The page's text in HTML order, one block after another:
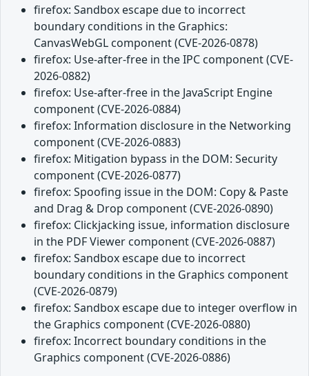
firefox: Sandbox escape due to incorrect
boundary conditions in the Graphics:
CanvasWebGL component (CVE-2026-0878)
firefox: Use-after-free in the IPC component (CVE-
2026-0882)
firefox: Use-after-free in the JavaScript Engine
component (CVE-2026-0884)
firefox: Information disclosure in the Networking
component (CVE-2026-0883)
firefox: Mitigation bypass in the DOM: Security
component (CVE-2026-0877)
firefox: Spoofing issue in the DOM: Copy & Paste
and Drag & Drop component (CVE-2026-0890)
firefox: Clickjacking issue, information disclosure
in the PDF Viewer component (CVE-2026-0887)
firefox: Sandbox escape due to incorrect
boundary conditions in the Graphics component
(CVE-2026-0879)
firefox: Sandbox escape due to integer overflow in
the Graphics component (CVE-2026-0880)
firefox: Incorrect boundary conditions in the
Graphics component (CVE-2026-0886)